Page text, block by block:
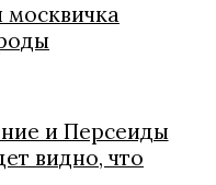
москвичка
и Персеиды
видно, что